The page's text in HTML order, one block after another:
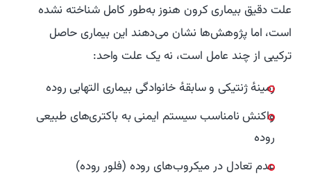
علت دقیق بیماری کرون هنوز به‌طور کامل شناخته نشده
است، اما پژوهش‌ها نشان می‌دهند این بیماری حاصل
ترکیبی از چند عامل است، نه یک علت واحد:
زمینهٔ ژنتیکی و سابقهٔ خانوادگی بیماری التهابی روده
واکنش نامناسب سیستم ایمنی به باکتری‌های طبیعی
روده
عدم تعادل در میکروب‌های روده (فلور روده)